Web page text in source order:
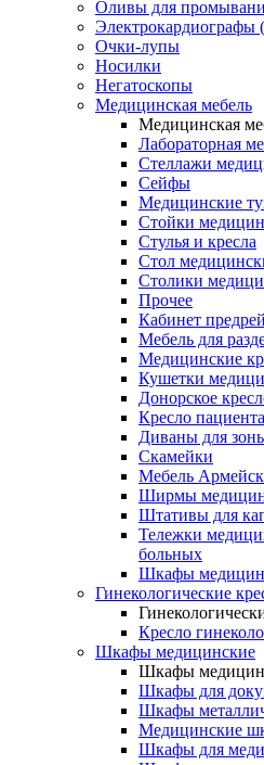
Оливы для
Очки-лупы
Носилки
Негатоскопы
Медицинская мебель
Медицинская
Лабораторная
Стеллажи
Сейфы
Медицинские
Стойки
Cтулья и кресла
Стол
Столики
Прочее
Кабинет
Мебель для
Медицинские
Кушетки
Донорское
Кресло пациента
Диваны для
Скамейки
Мебель
Ширмы
Штативы для
Тележки
больных
Шкафы
Гинекологические
Кресло
Шкафы медицинские
Шкафы
Шкафы для
Шкафы
Медицинские
Шкафы для